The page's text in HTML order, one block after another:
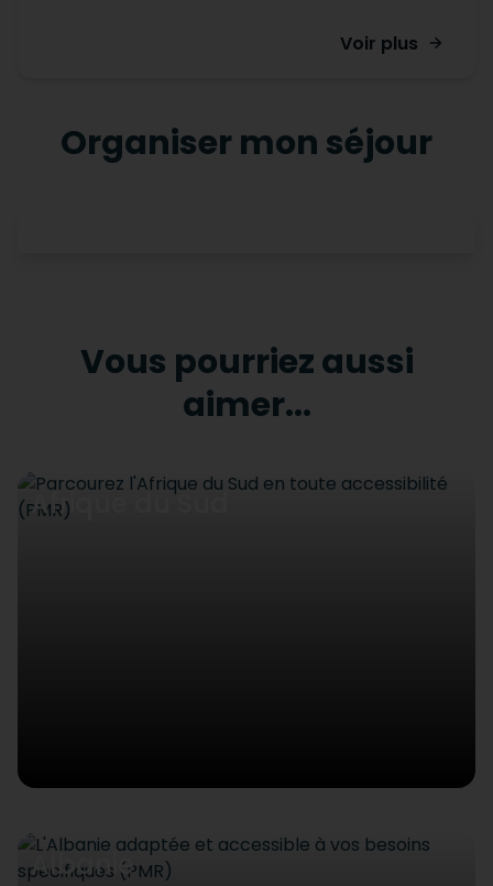
Voir plus
Organiser mon séjour
Vous pourriez aussi
aimer...
Afrique du Sud
Albanie